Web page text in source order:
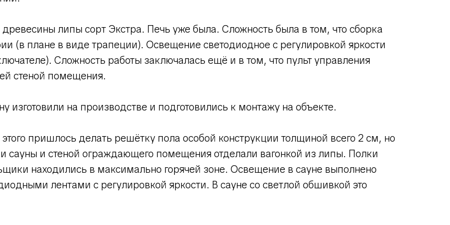
липы сорт Экстра. Печь уже была. Сложность была в том, что сборка
(в плане в виде трапеции). Освещение светодиодное с регулировкой яркости
Сложность работы заключалась ещё и в том, что пульт управления
стеной помещения.
изготовили на производстве и подготовились к монтажу на объекте.
пришлось делать решётку пола особой конструкции толщиной всего 2 см, но
сауны и стеной ограждающего помещения отделали вагонкой из липы. Полки
находились в максимально горячей зоне. Освещение в сауне выполнено
лентами с регулировкой яркости. В сауне со светлой обшивкой это